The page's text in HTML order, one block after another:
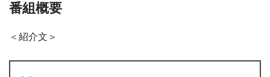
番組概要
＜紹介文＞